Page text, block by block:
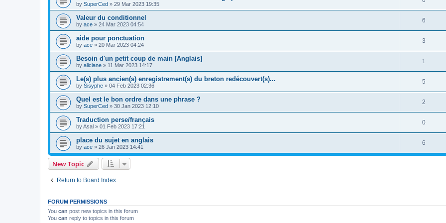
by SuperCed » 29 Mar 2023 19:35
Valeur du conditionnel
by ace » 24 Mar 2023 04:54
6
aide pour ponctuation
by ace » 20 Mar 2023 04:24
3
Besoin d'un petit coup de main [Anglais]
by aliciane » 11 Mar 2023 14:17
1
Le(s) plus ancien(s) enregistrement(s) du breton redécouvert(s)...
by Sisyphe » 04 Feb 2023 02:36
5
Quel est le bon ordre dans une phrase ?
by SuperCed » 30 Jan 2023 12:10
2
Traduction perse/français
byAsal » 01 Feb 2023 17:21
0
place du sujet en anglais
by ace » 26 Jan 2023 14:41
6
New Topic
Return to Board Index
FORUM PERMISSIONS
You can post new topics in this forum
You can reply to topics in this forum